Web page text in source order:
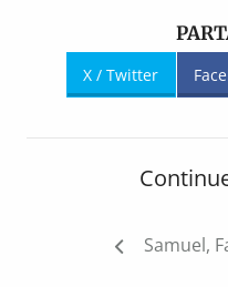
X / Twitter
NavigationSamuel,